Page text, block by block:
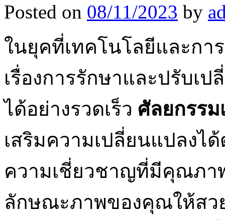
Posted on 08/11/2023 by
ในยุคที่เทคโนโลยีและก
เรื่องการรักษาและปรับเ
ได้อย่างรวดเร็ว ศัลยกรรม
เสริมความเปลี่ยนแปลงไ
ความเชี่ยวชาญที่มีคุณภา
ลักษณะภาพของคุณให้สว